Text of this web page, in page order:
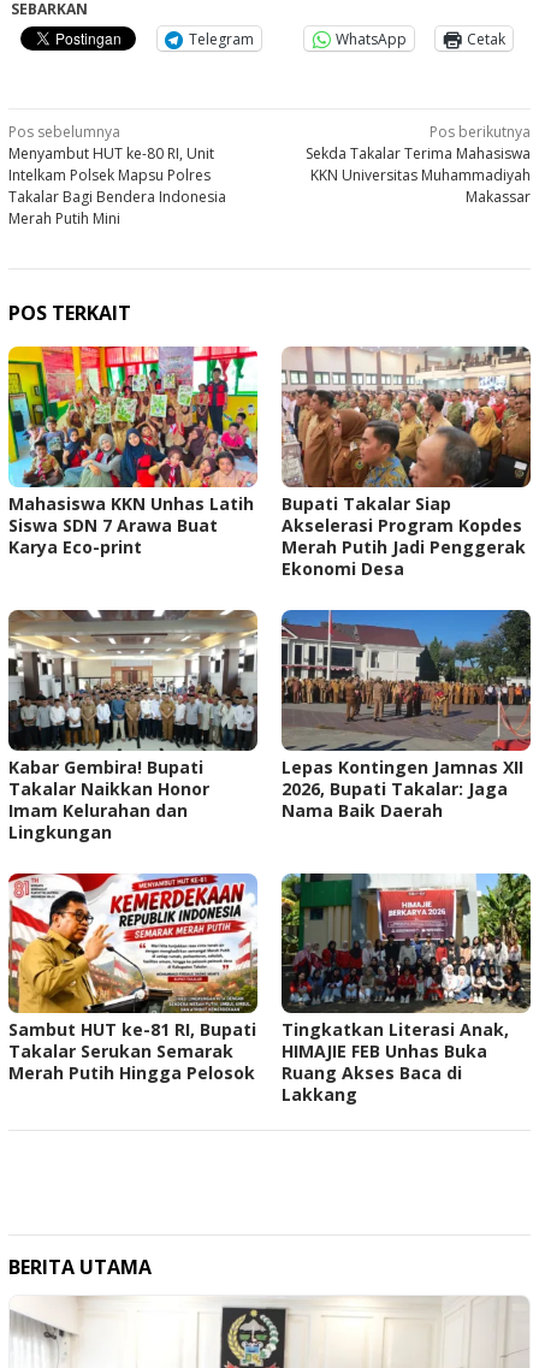
SEBARKAN
Telegram
WhatsApp Cetak
Navigasi
pos
Pos sebelumnya
Menyambut HUT ke-80 RI, Unit
Intelkam Polsek Mapsu Polres
Takalar Bagi Bendera Indonesia
Merah Putih Mini
Pos berikutnya
Sekda Takalar Terima Mahasiswa
KKN Universitas Muhammadiyah
Makassar
POS TERKAIT
Mahasiswa KKN Unhas Latih
Siswa SDN 7 Arawa Buat
Karya Eco-print
Bupati Takalar Siap
Akselerasi Program Kopdes
Merah Putih Jadi Penggerak
Ekonomi Desa
Kabar Gembira! Bupati
Takalar Naikkan Honor
Imam Kelurahan dan
Lingkungan
Lepas Kontingen Jamnas XII
2026, Bupati Takalar: Jaga
Nama Baik Daerah
Sambut HUT ke-81 RI, Bupati
Takalar Serukan Semarak
Merah Putih Hingga Pelosok
Tingkatkan Literasi Anak,
HIMAJIE FEB Unhas Buka
Ruang Akses Baca di
Lakkang
BERITA UTAMA